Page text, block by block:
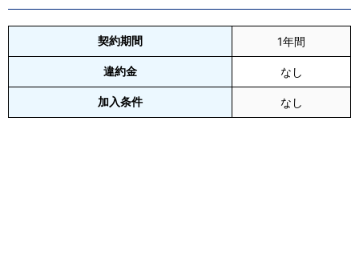
契約期間 1年間
違約金 なし
加入条件 なし